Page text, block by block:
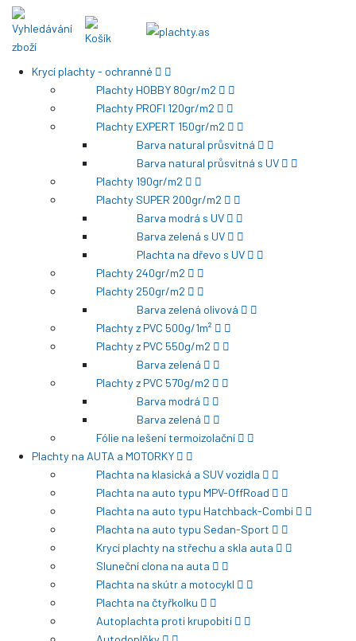
Krycí plachty - ochranné
Plachty HOBBY 80gr/m2
Plachty PROFI 120gr/m2
Plachty EXPERT 150gr/m2
Barva natural průsvitná
Barva natural průsvitná s UV
Plachty 190gr/m2
Plachty SUPER 200gr/m2
Barva modrá s UV
Barva zelená s UV
Plachta na dřevo s UV
Plachty 240gr/m2
Plachty 250gr/m2
Barva zelená olivová
Plachty z PVC 500g/1m²
Plachty z PVC 550g/m2
Barva zelená
Plachty z PVC 570g/m2
Barva modrá
Barva zelená
Fólie na lešení termoizolační
Plachty na AUTA a MOTORKY
Plachta na klasická a SUV vozidla
Plachta na auto typu MPV-OffRoad
Plachta na auto typu Hatchback-Combi
Plachta na auto typu Sedan-Sport
Krycí plachty na střechu a skla auta
Sluneční clona na auta
Plachta na skútr a motocykl
Plachta na čtyřkolku
Autoplachta proti krupobití